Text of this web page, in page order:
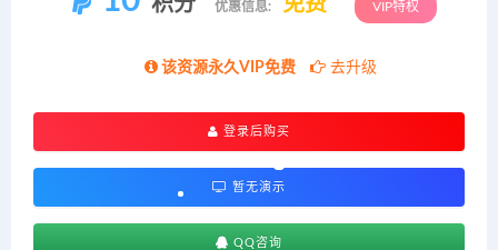
优惠信息: VIP特权
该资源永久VIP免费 去升级
登录后购买
暂无演示
QQ咨询